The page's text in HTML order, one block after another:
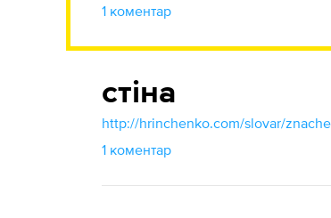
1 коментар
стіна
1 коментар